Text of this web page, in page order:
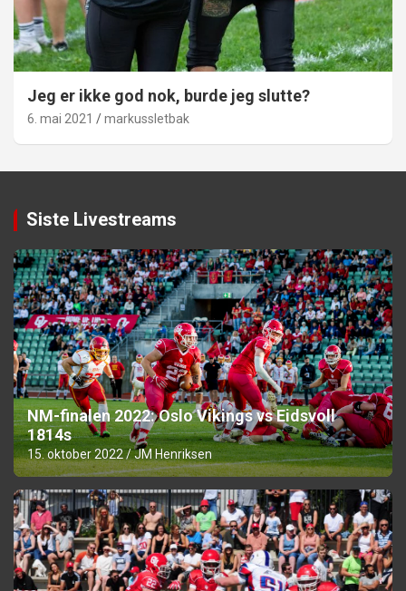
Jeg er ikke god nok, burde jeg slutte?
6. mai 2021 markussletbak
Siste Livestreams
NM-finalen 2022: Oslo Vikings vs Eidsvoll
1814s
15. oktober 2022 JM Henriksen